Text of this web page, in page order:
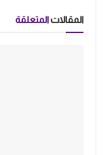
المقالاتالمتعلقة